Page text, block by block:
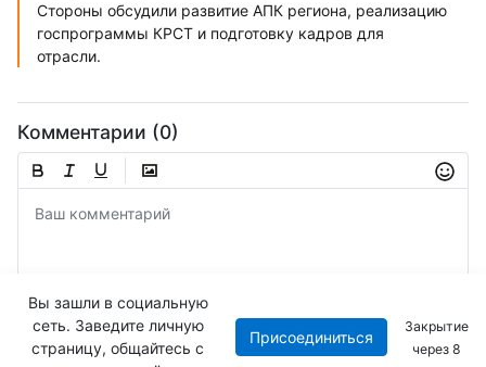
Стороны обсудили развитие АПК региона, реализацию
госпрограммы КРСТ и подготовку кадров для
отрасли.
Комментарии (0)
Отправить
Вы зашли в социальную
сеть. Заведите личную
страницу, общайтесь с
Присоединиться
Закрытие
через7